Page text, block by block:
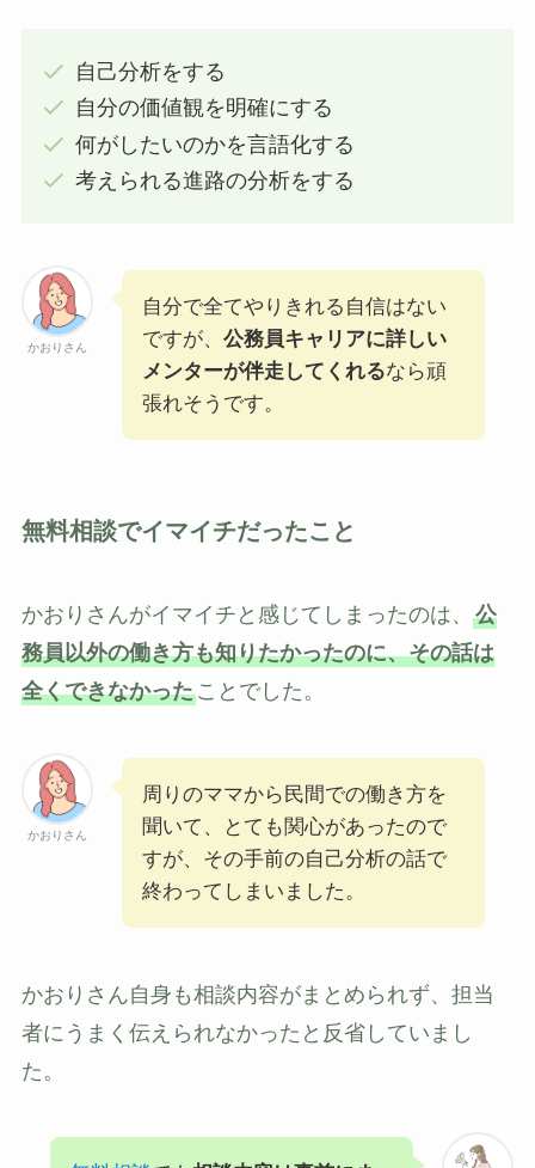
自己分析をする
自分の価値観を明確にする
何がしたいのかを言語化する
考えられる進路の分析をする
かおりさん
自分で全てやりきれる自信はない
ですが、 公務員キャリアに詳しい
メンターが伴走してくれるなら頑
張れそうです。
無料相談でイマイチだったこと
かおりさんがイマイチと感じてしまったのは、 公
務員以外の働き方も知りたかったのに、その話は
全くできなかったことでした。
かおりさん
周りのママから民間での働き方を
聞いて、とても関心があったので
すが、その手前の自己分析の話で
終わってしまいました。
かおりさん自身も相談内容がまとめられず、担当
者にうまく伝えられなかったと反省していまし
た。